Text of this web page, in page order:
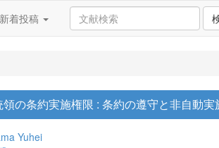
新着投稿
の条約実施権限 : 条約の遵守と非自動
Yuhei